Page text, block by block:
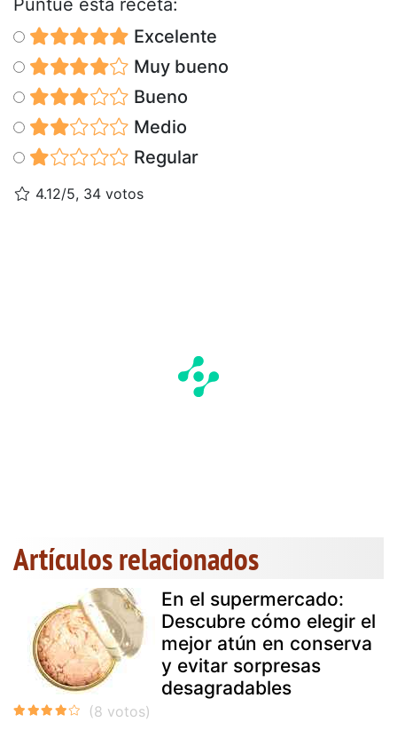
Excelente
Muy bueno
Bueno
Medio
Regular
4.12/5, 34 votos
Artículos relacionados
En el supermercado:
Descubre cómo elegir el
mejor atún en conserva
y evitar sorpresas
desagradables